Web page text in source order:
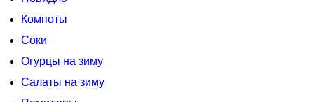
Компоты
Соки
Огурцы на зиму
Салаты на зиму